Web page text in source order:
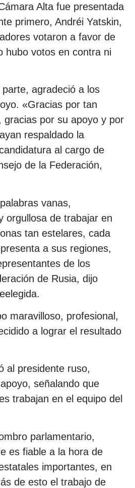
Alta fue presentada
primero, Andréi Yatskin,
votaron a favor de
hubo votos en contra ni
agradeció a los
«Gracias por tan
gracias por su apoyo y por
respaldado la
al cargo de
de la Federación,
vanas,
orgullosa de trabajar en
tan estelares, cada
a sus regiones,
de los
de Rusia, dijo
maravilloso, profesional,
a lograr el resultado
al presidente ruso,
señalando que
trabajan en el equipo del
parlamentario,
es fiable a la hora de
importantes, en
de esto el trabajo de